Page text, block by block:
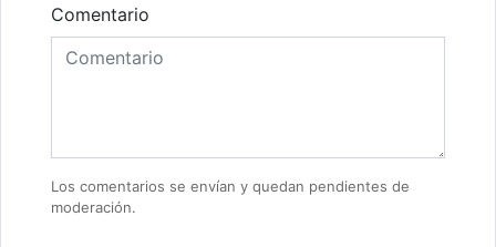
Comentario
Los comentarios se envían y quedan pendientes de
moderación.